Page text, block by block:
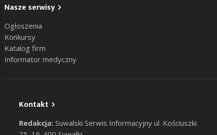
Nasze serwisy
Ogłoszenia
Konkursy
Katalog firm
Informator medyczny
Kontakt
Redakcja: Suwalski Serwis Informacyjny ul. Kościuszki